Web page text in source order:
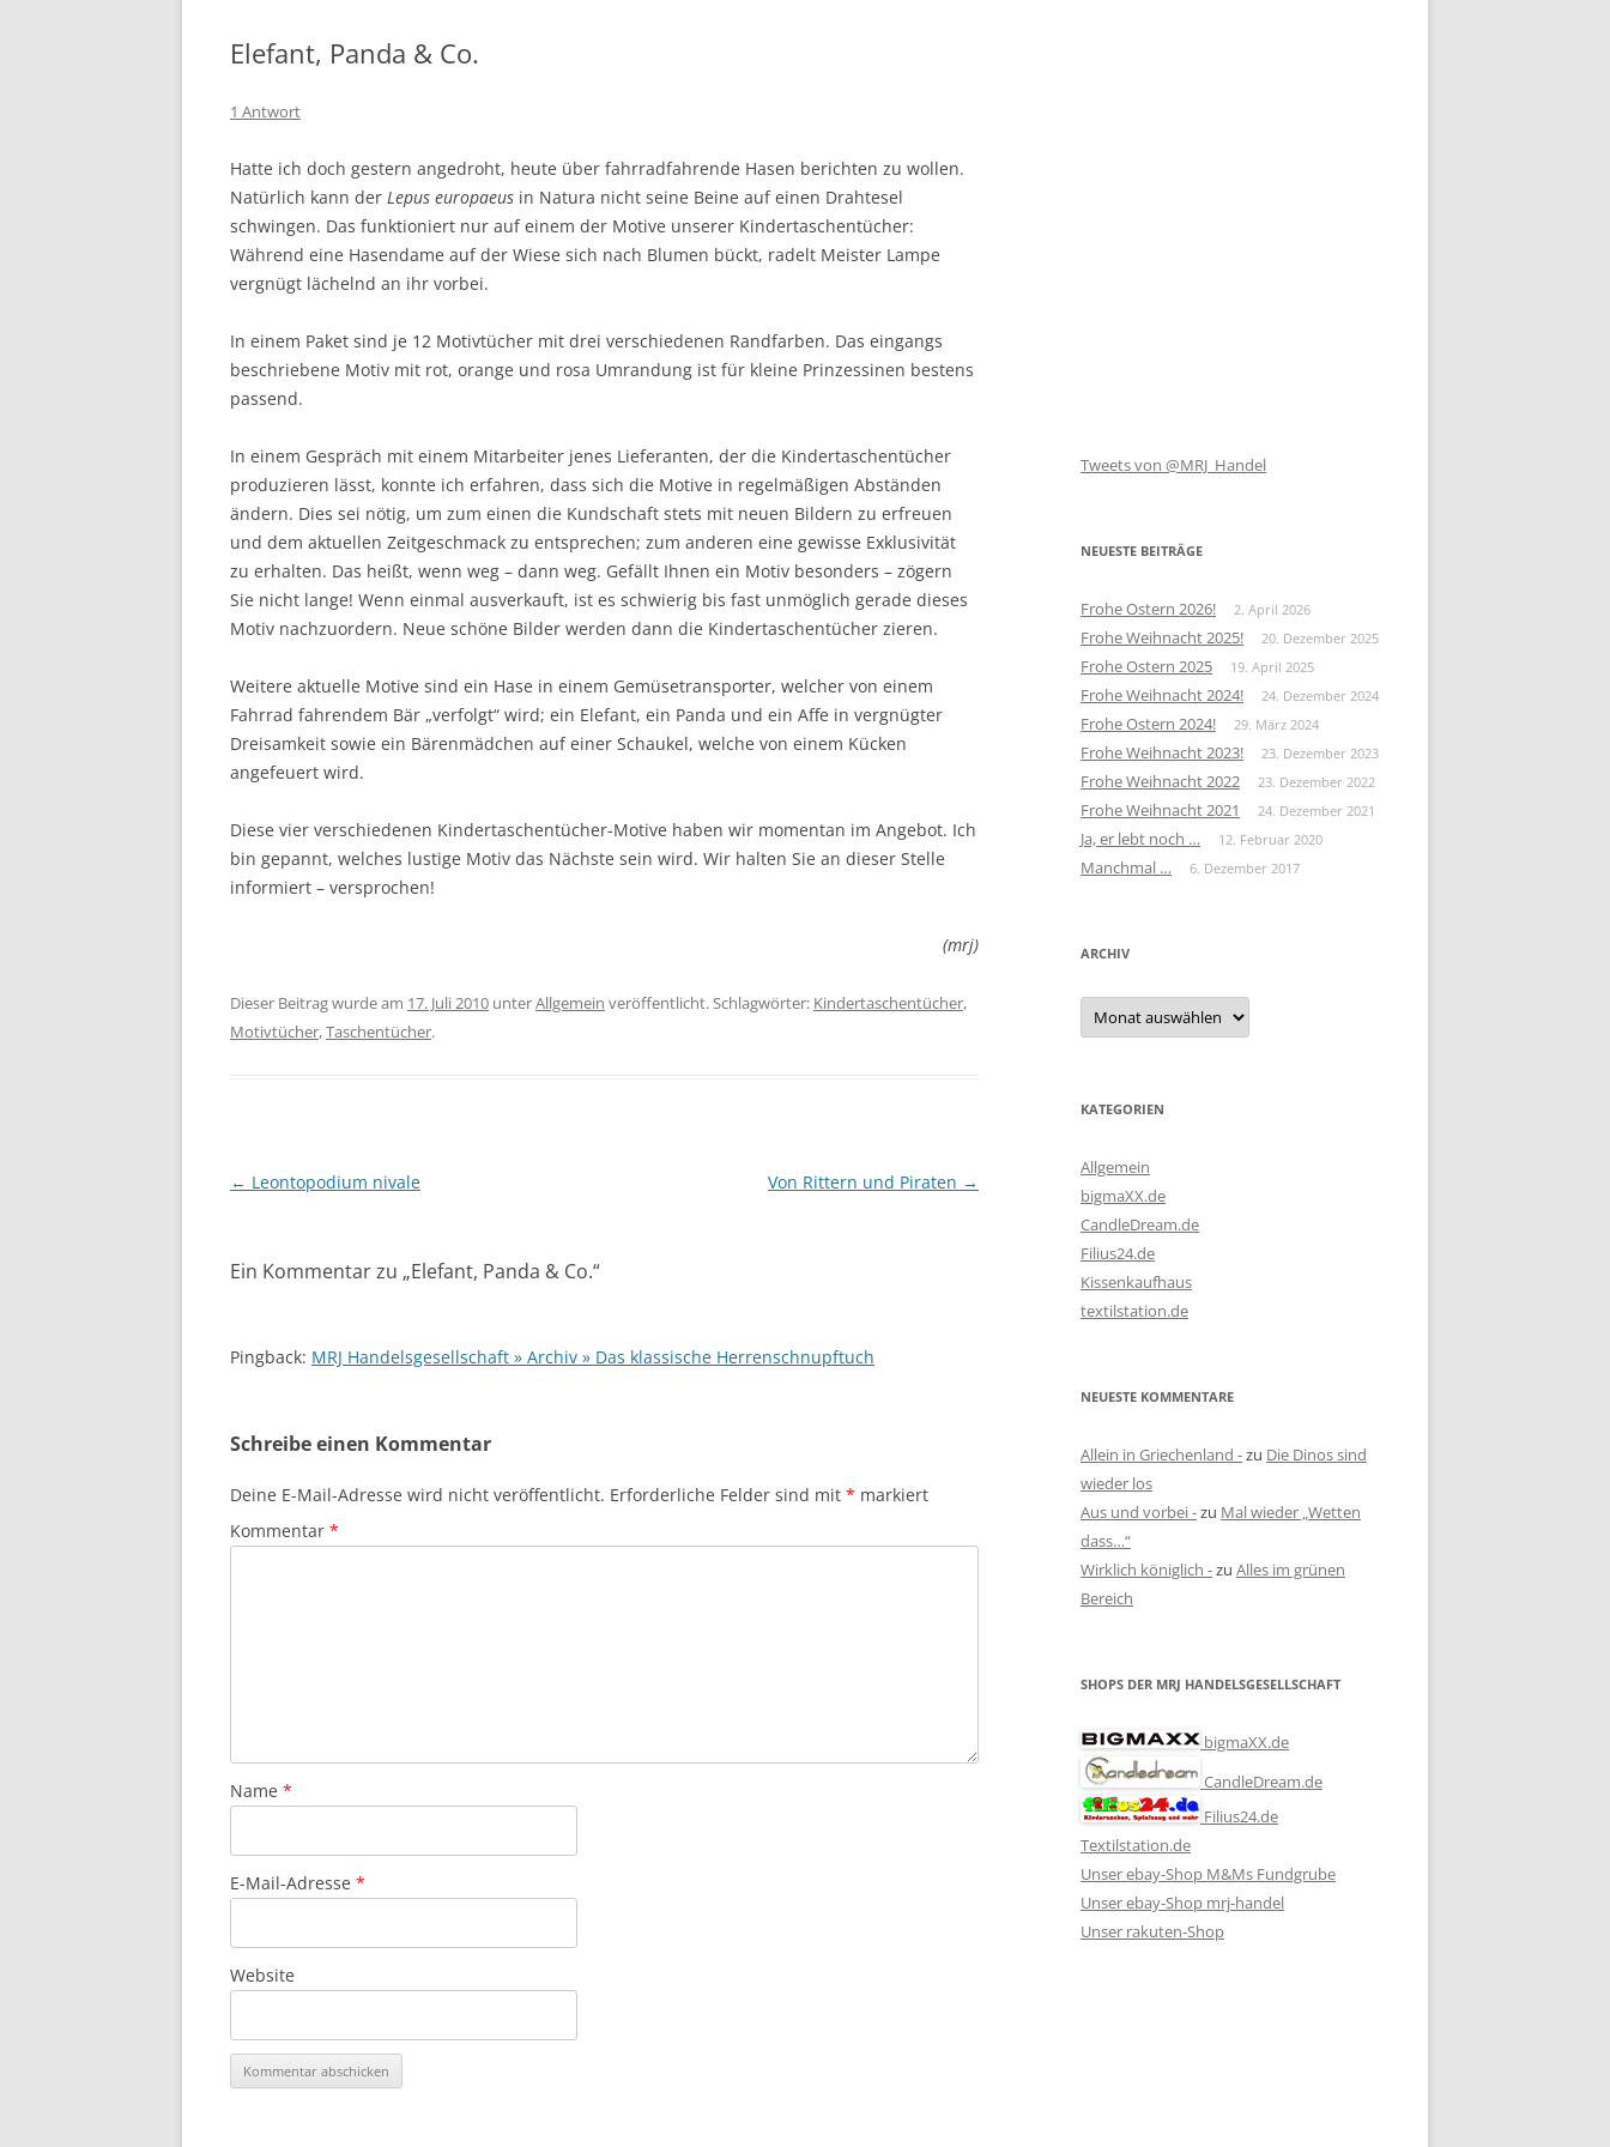
Elefant, Panda & Co.
1 Antwort
Hatte ich doch gestern angedroht, heute über fahrradfahrende Hasen berichten zu wollen.
Natürlich kann der Lepus europaeus in Natura nicht seine Beine auf einen Drahtesel
schwingen. Das funktioniert nur auf einem der Motive unserer Kindertaschentücher:
Während eine Hasendame auf der Wiese sich nach Blumen bückt, radelt Meister Lampe
vergnügt lächelnd an ihr vorbei.
In einem Paket sind je 12 Motivtücher mit drei verschiedenen Randfarben. Das eingangs
beschriebene Motiv mit rot, orange und rosa Umrandung ist für kleine Prinzessinen bestens
passend.
In einem Gespräch mit einem Mitarbeiter jenes Lieferanten, der die Kindertaschentücher
produzieren lässt, konnte ich erfahren, dass sich die Motive in regelmäßigen Abständen
ändern. Dies sei nötig, um zum einen die Kundschaft stets mit neuen Bildern zu erfreuen
und dem aktuellen Zeitgeschmack zu entsprechen; zum anderen eine gewisse Exklusivität
zu erhalten. Das heißt, wenn weg – dann weg. Gefällt Ihnen ein Motiv besonders – zögern
Sie nicht lange! Wenn einmal ausverkauft, ist es schwierig bis fast unmöglich gerade dieses
Motiv nachzuordern. Neue schöne Bilder werden dann die Kindertaschentücher zieren.
Weitere aktuelle Motive sind ein Hase in einem Gemüsetransporter, welcher von einem
Fahrrad fahrendem Bär „verfolgt“ wird; ein Elefant, ein Panda und ein Affe in vergnügter
Dreisamkeit sowie ein Bärenmädchen auf einer Schaukel, welche von einem Kücken
angefeuert wird.
Diese vier verschiedenen Kindertaschentücher-Motive haben wir momentan im Angebot. Ich
bin gepannt, welches lustige Motiv das Nächste sein wird. Wir halten Sie an dieser Stelle
informiert – versprochen!
(mrj)
Dieser Beitrag wurde am 17. Juli 2010 unterAllgemein veröffentlicht. Schlagwörter: Kindertaschentücher,
Motivtücher,Taschentücher.
Beitragsnavigation
← Leontopodium nivale Von Rittern und Piraten →
Ein Kommentar zu „Elefant, Panda & Co.“
Pingback: MRJ Handelsgesellschaft » Archiv » Das klassische Herrenschnupftuch
Schreibe einen Kommentar
Deine E-Mail-Adresse wird nicht veröffentlicht. Erforderliche Felder sind mit * markiert
Kommentar *
Name *
E-Mail-Adresse *
Website
Tweets von @MRJ_Handel
NEUESTE BEITRÄGE
Frohe Ostern 2026! 2. April 2026
Frohe Weihnacht 2025! 20. Dezember 2025
Frohe Ostern 2025 19. April 2025
Frohe Weihnacht 2024! 24. Dezember 2024
Frohe Ostern 2024! 29. März 2024
Frohe Weihnacht 2023! 23. Dezember 2023
Frohe Weihnacht 2022 23. Dezember 2022
Frohe Weihnacht 2021 24. Dezember 2021
Ja, er lebt noch … 12. Februar 2020
Manchmal … 6. Dezember 2017
ARCHIV
Archiv
KATEGORIEN
Allgemein
bigmaXX.de
CandleDream.de
Filius24.de
Kissenkaufhaus
textilstation.de
NEUESTE KOMMENTARE
Allein in Griechenland -zu Die Dinos sind
wieder los
Aus und vorbei -zu Mal wieder „Wetten
dass…“
Wirklich königlich -zu Alles im grünen
Bereich
SHOPS DER MRJ HANDELSGESELLSCHAFT
bigmaXX.de
CandleDream.de
Filius24.de
Textilstation.de
Unser ebay-Shop M&Ms Fundgrube
Unser ebay-Shop mrj-handel
Unser rakuten-Shop